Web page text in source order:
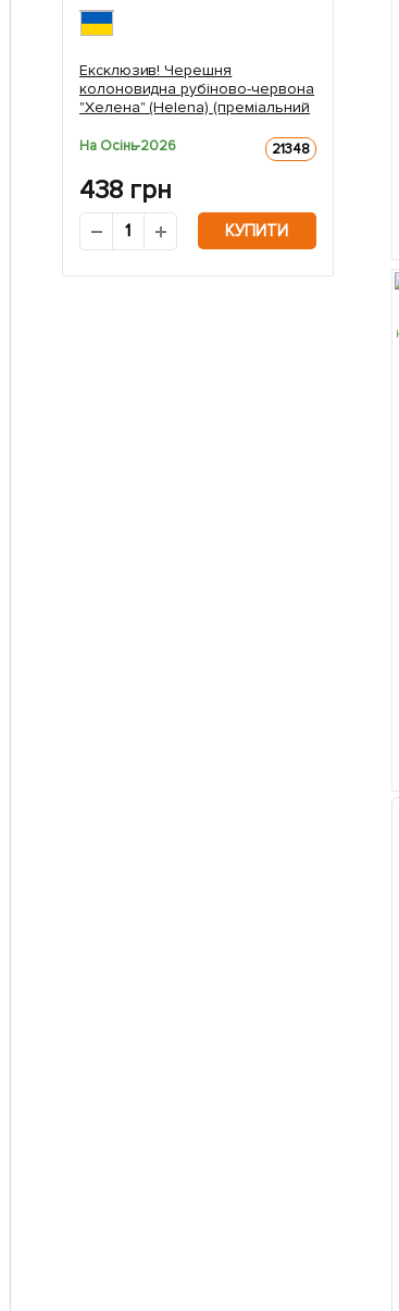
Ексклюзив! Черешня
колоновидна рубіново-червона
"Хелена" (Helena) (преміальний
сорт) 1 саджанець в упаковці
На Осінь-2026 21348
438грн
КУПИТИ